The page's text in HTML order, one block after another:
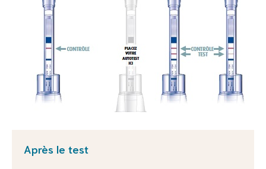
Après le test